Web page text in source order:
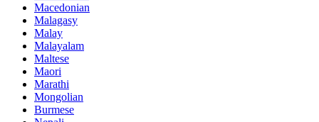
Macedonian
Malagasy
Malay
Malayalam
Maltese
Maori
Marathi
Mongolian
Burmese